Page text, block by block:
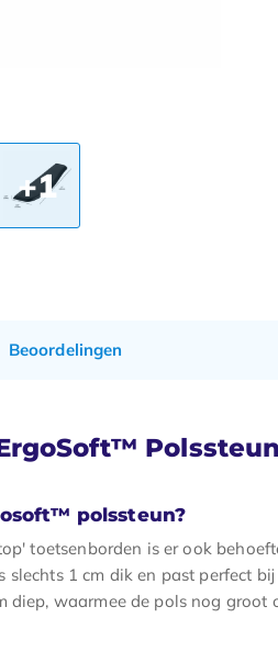
+1
Beoordelingen
polssteun?
toetsenborden is er ook
1 cm dik en past perfect
diep, waarmee de pols nog groot